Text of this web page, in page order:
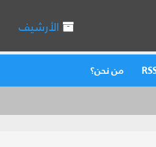
الأرشيف
من نحن؟